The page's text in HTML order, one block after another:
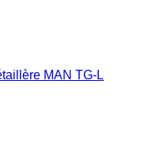
MAN TG-L